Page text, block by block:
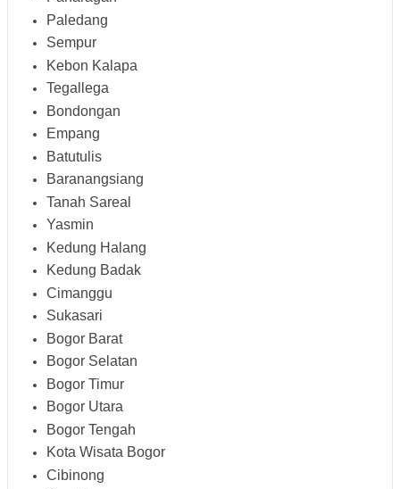
Paledang
Sempur
Kebon Kalapa
Tegallega
Bondongan
Empang
Batutulis
Baranangsiang
Tanah Sareal
Yasmin
Kedung Halang
Kedung Badak
Cimanggu
Sukasari
Bogor Barat
Bogor Selatan
Bogor Timur
Bogor Utara
Bogor Tengah
Kota Wisata Bogor
Cibinong